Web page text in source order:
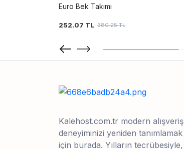
Euro Bek Takımı
252.07 TL 380.25 TL
Kalehost.com.tr modern alışveriş
deneyiminizi yeniden tanımlamak
için burada. Yılların tecrübesiyle,